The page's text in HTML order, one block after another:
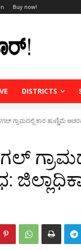
Buy now!
DISTRICTS
ಗ್ರಾಮದಲ್ಲಿ ಕಾರ ಹುಣ್ಣಿಮೆ